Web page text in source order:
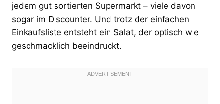
jedem gut sortierten Supermarkt – viele davon
sogar im Discounter. Und trotz der einfachen
Einkaufsliste entsteht ein Salat, der optisch wie
geschmacklich beeindruckt.